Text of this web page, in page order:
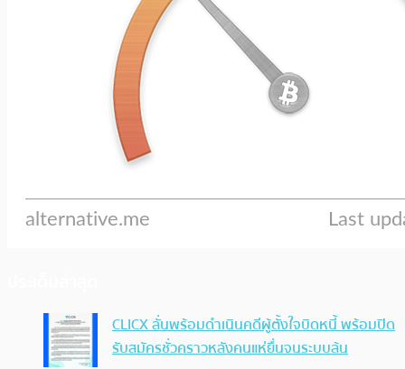
CLICX ลั่นพร้อมดำเนินคดีผู้ตั้งใจบิดหนี้ พร้อมปิด
รับสมัครชั่วคราวหลังคนแห่ยื่นจนระบบล้น